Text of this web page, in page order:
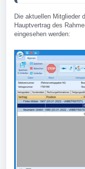
Die aktuellen Mitglieder
Hauptvertrag des
eingesehen werden: